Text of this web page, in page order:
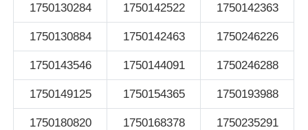
1750130284 1750142522 1750142363
1750130884 1750142463 1750246226
1750143546 1750144091 1750246288
1750149125 1750154365 1750193988
1750180820 1750168378 1750235291